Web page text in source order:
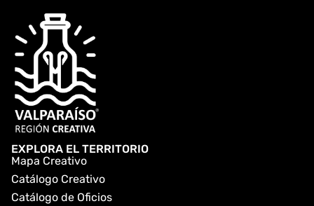
EXPLORA EL TERRITORIO
Mapa Creativo
Catálogo Creativo
Catálogo de Oficios